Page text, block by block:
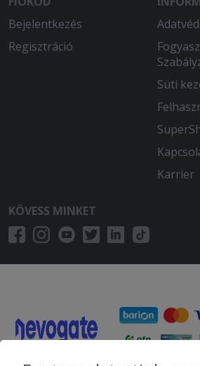
Bejelentkezés
Regisztráció
Süti
Karrier
KÖVESS MINKET